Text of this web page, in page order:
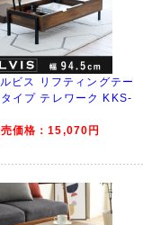
ビス リフティングテー
イプ テレワーク KKS-
売価格：15,070円